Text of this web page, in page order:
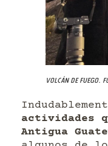
Volcán de Fuego.
actividades
Antigua